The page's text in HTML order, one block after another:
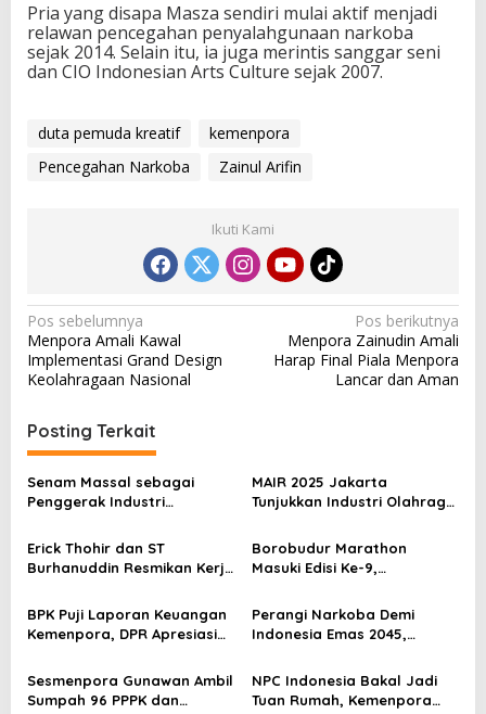
Pria yang disapa Masza sendiri mulai aktif menjadi
relawan pencegahan penyalahgunaan narkoba
sejak 2014. Selain itu, ia juga merintis sanggar seni
dan CIO Indonesian Arts Culture sejak 2007.
duta pemuda kreatif
kemenpora
Pencegahan Narkoba
Zainul Arifin
Ikuti Kami
N
a
v
i
g
a
s
i
p
s
Pos sebelumnya
Menpora Amali Kawal
Implementasi Grand Design
Keolahragaan Nasional
Pos berikutnya
Menpora Zainudin Amali
Harap Final Piala Menpora
Lancar dan Aman
Posting Terkait
Senam Massal sebagai
Penggerak Industri
2025 untuk Ekonomi
Nasional
MAIR 2025 Jakarta
Tunjukkan Industri Olahraga
Erick Thohir dan ST
Burhanuddin Resmikan Kerja
Program Pemuda dan
Olahraga
Borobudur Marathon
Masuki Edisi Ke-9,
Kolaborasi
BPK Puji Laporan Keuangan
Kemenpora, DPR Apresiasi
Perangi Narkoba Demi
Indonesia Emas 2045,
Sesmenpora Gunawan Ambil
Sumpah 96 PPPK dan
NPC Indonesia Bakal Jadi
Tuan Rumah, Kemenpora